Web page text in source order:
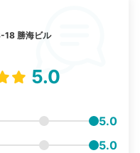
18 勝海ビル
5.0
5.0
5.0